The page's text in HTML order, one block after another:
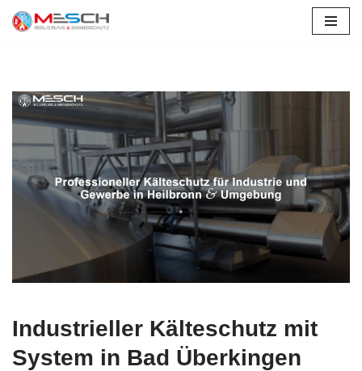
Industrieller Kälteschutz mit
System in Bad Überkingen